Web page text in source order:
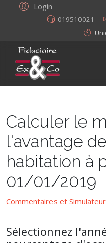
Login
019510021
Calculer le
l'avantage
habitation à
01/01/2019
Commentaires et
Sélectionnez